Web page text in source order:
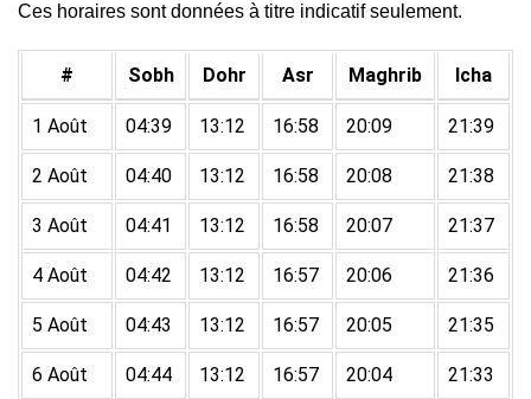
Ces horaires sont données à titre indicatif seulement.
# Sobh Dohr Asr Maghrib Icha
1 Août 04:39 13:12 16:58 20:09 21:39
2 Août 04:40 13:12 16:58 20:08 21:38
3 Août 04:41 13:12 16:58 20:07 21:37
4 Août 04:42 13:12 16:57 20:06 21:36
5 Août 04:43 13:12 16:57 20:05 21:35
6 Août 04:44 13:12 16:57 20:04 21:33